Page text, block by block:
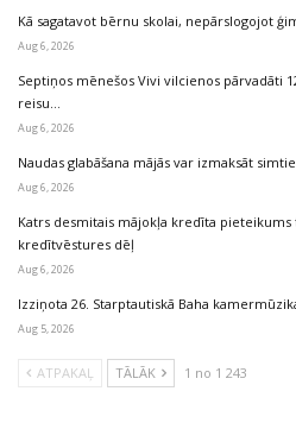
Kā sagatavot bērnu skolai, nepārslogojot
Aug 6, 2026
Septiņos mēnešos Vivi vilcienos pārvadāti
reisu…
Aug 6, 2026
Naudas glabāšana mājās var izmaksāt
Aug 6, 2026
Katrs desmitais mājokļa kredīta
kredītvēstures dēļ
Aug 6, 2026
Izziņota 26. Starptautiskā Baha
Aug 5, 2026
ATPAKAĻ TĀLĀK 1 no 1 243